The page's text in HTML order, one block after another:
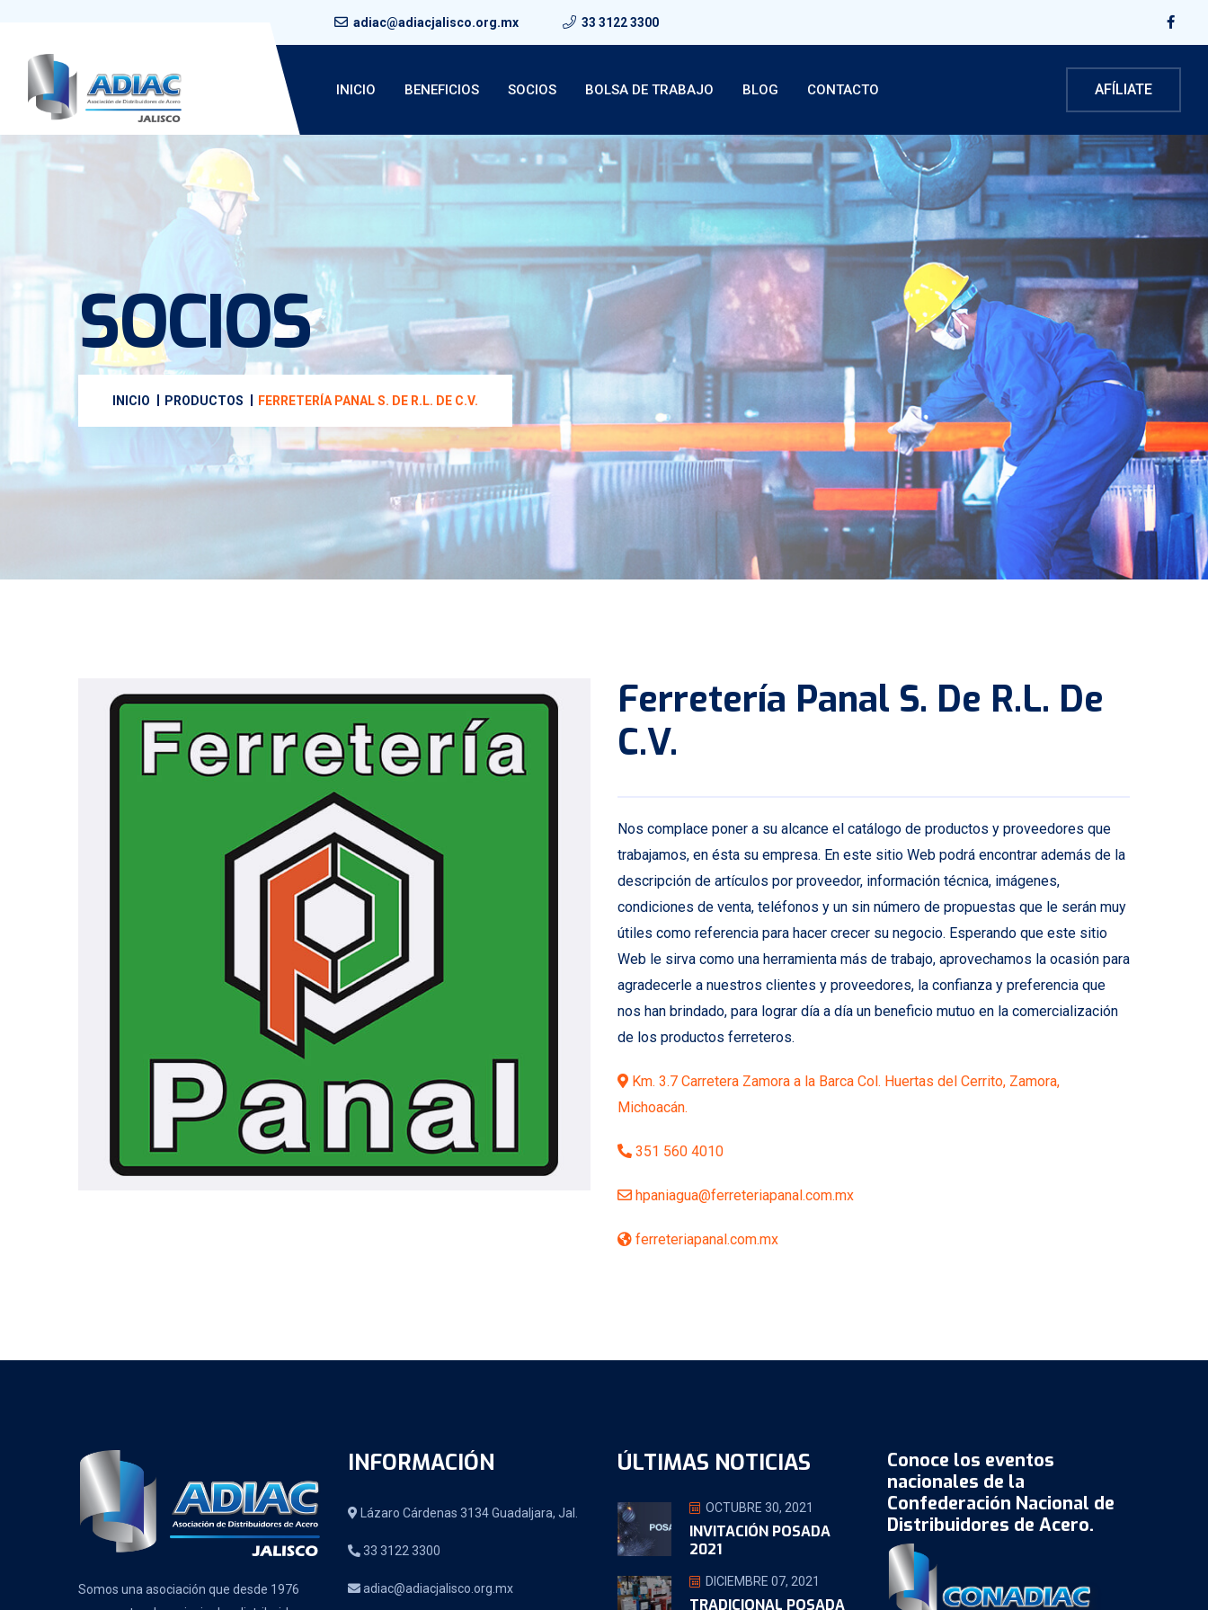
adiac@adiacjalisco.org.mx 33 3122 3300
AFÍLIATE
INICIO BENEFICIOS SOCIOS BOLSA DE TRABAJO BLOG CONTACTO
SOCIOS
INICIO PRODUCTOS FERRETERÍA PANAL S. DE R.L. DE C.V.
Ferretería Panal S. De R.L. De
C.V.
Nos complace poner a su alcance el catálogo de productos y proveedores que
trabajamos, en ésta su empresa. En este sitio Web podrá encontrar además de la
descripción de artículos por proveedor, información técnica, imágenes,
condiciones de venta, teléfonos y un sin número de propuestas que le serán muy
útiles como referencia para hacer crecer su negocio. Esperando que este sitio
Web le sirva como una herramienta más de trabajo, aprovechamos la ocasión para
agradecerle a nuestros clientes y proveedores, la confianza y preferencia que
nos han brindado, para lograr día a día un beneficio mutuo en la comercialización
de los productos ferreteros.
Km. 3.7 Carretera Zamora a la Barca Col. Huertas del Cerrito, Zamora,
Michoacán.
351 560 4010
hpaniagua@ferreteriapanal.com.mx
ferreteriapanal.com.mx
Somos una asociación que desde 1976
INFORMACIÓN
Lázaro Cárdenas 3134 Guadaljara, Jal.
33 3122 3300
adiac@adiacjalisco.org.mx
ÚLTIMAS NOTICIAS
OCTUBRE 30, 2021
INVITACIÓN POSADA
2021
DICIEMBRE 07, 2021
TRADICIONAL POSADA
Conoce los eventos
nacionales de la
Confederación Nacional de
Distribuidores de Acero.